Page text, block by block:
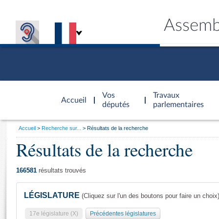
Accueil
d'accueil
Vos
députés
Travaux
parlementaires
Général
Vous
Accueil Recherche sur... Résultats de la recherche
Résultats de la recherche
166581 résultats trouvés
LÉGISLATURE (Cliquez sur l'un des boutons pour faire un choix)
17e législature (X) Précédentes législatures